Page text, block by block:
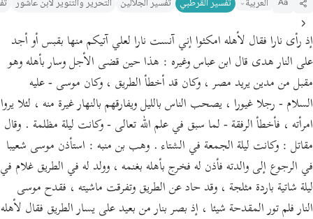
Aa العربية تفسير القرطبي‎ تفسير الجلالين التحرير والتنوير لابن عاشور
إذ رأى نارا فقال لأهله امكثوا إني آنست نارا لعلي آتيكم منها بقبس أو أجد
على النار هدى قال ابن عباس وغيره : هذا حين قضى الأجل وسار بأهله وهو
مقبل من مدين يريد مصر ، وكان قد أخطأ الطريق ، وكان موسى - عليه
السلام - رجلا غيورا ، يصحب الناس بالليل ويفارقهم بالنهار غيرة منه ، لئلا يروا
امرأته ، فأخطأ الرفقة - لما سبق في علم الله تعالى - وكانت ليلة مظلمة . وقال
مقاتل : وكانت ليلة الجمعة في الشتاء . وهب بن منبه : استأذن موسى شعيبا
في الرجوع إلى والدته فأذن له فخرج بأهله بغنمه ، وولد له في الطريق غلام في
ليلة شاتية باردة مثلجة ، وقد حاد عن الطريق وتفرقت ماشيته ، فقدح موسى
النار فلم تور المقدحة شيئا ، إذ بصر بنار من بعيد على يسار الطريق فقال لأهله